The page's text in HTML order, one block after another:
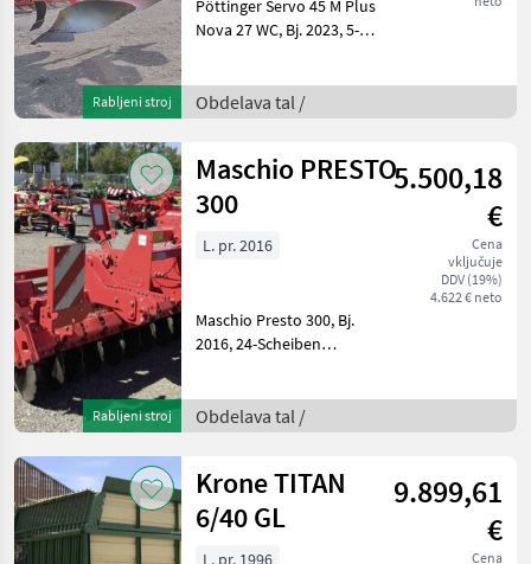
Rabljeni stroj
Pöttinger Servo 45 M Plus
Nova 27 WC, Bj. 2023, 5-
Vorschäler V1, hydr.
Steinsicherung, hydr.
hydr.
Obdelava tal /
Rabljeni stroj
Maschio PRESTO
300
5.500,18
€
Cena
vključuje
DDV (19%)
4.622 € neto
L. pr. 2016
Maschio Presto 300, Bj.
2016, 24-Scheiben
Warntafeln, 1, 2t
Eigengewicht, Kratka
krožna brana Obdelav
Obdelava tal /
Krone TITAN
6/40 GL
9.899,61
€
Cena
L. pr. 1996